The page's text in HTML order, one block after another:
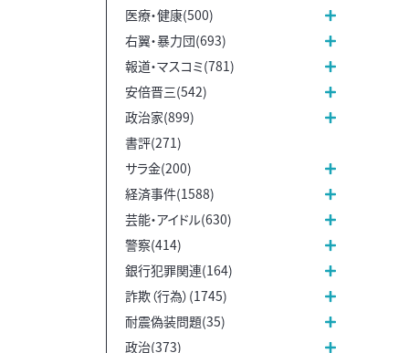
医療・健康(500)
右翼・暴力団(693)
報道・マスコミ(781)
安倍晋三(542)
政治家(899)
書評(271)
サラ金(200)
経済事件(1588)
芸能・アイドル(630)
警察(414)
銀行犯罪関連(164)
詐欺（行為）(1745)
耐震偽装問題(35)
政治(373)